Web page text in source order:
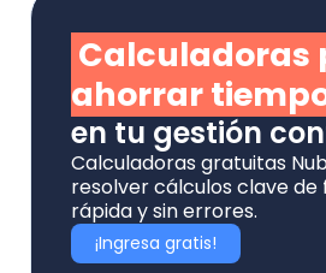
Calculadoras
ahorrar
en tu gestión
Calculadoras gratuitas
resolver cálculos clave de
rápida y sin errores.
¡Ingresa gratis!